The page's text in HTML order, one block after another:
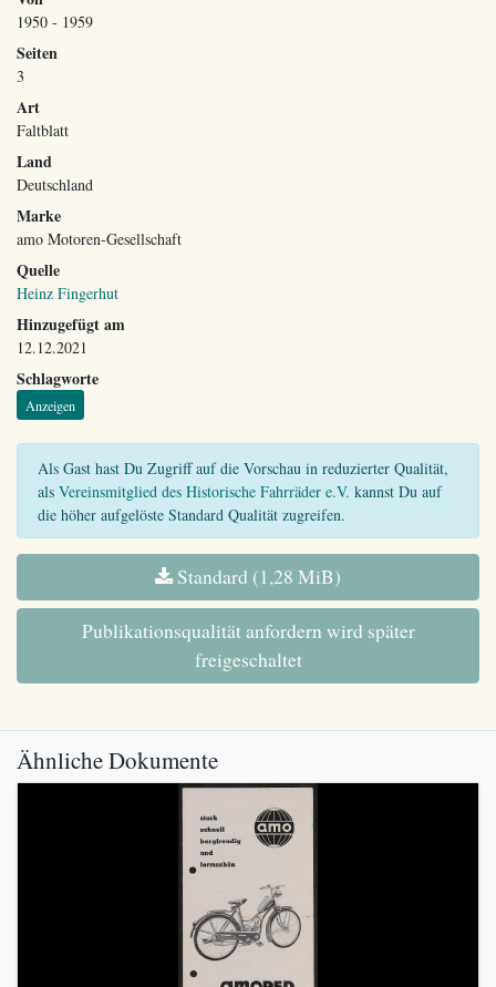
1950 - 1959
Seiten
3
Art
Faltblatt
Land
Deutschland
Marke
amo Motoren-Gesellschaft
Quelle
Heinz Fingerhut
Hinzugefügt am
12.12.2021
Schlagworte
Anzeigen
Als Gast hast Du Zugriff auf die Vorschau in reduzierter Qualität,
als Vereinsmitglied des Historische Fahrräder e.V. kannst Du auf
die höher aufgelöste Standard Qualität zugreifen.
Standard (1,28 MiB)
Publikationsqualität anfordern wird später
freigeschaltet
Ähnliche Dokumente